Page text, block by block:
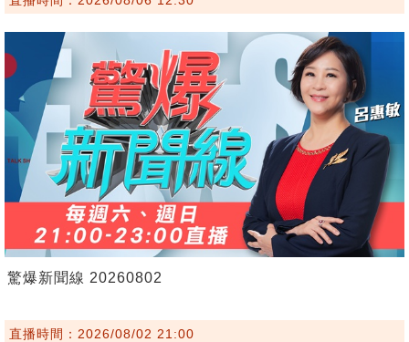
驚爆新聞線 20260802
直播時間：2026/08/02 21:00